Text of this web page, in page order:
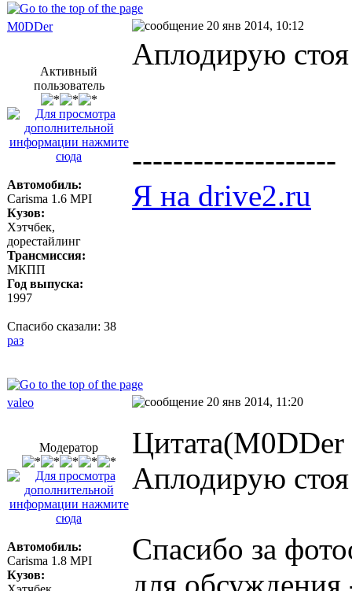
M0DDer 20 янв 2014, 10:12
Активный
пользователь
Автомобиль:
Carisma 1.6 MPI
Кузов:
Хэтчбек,
дорестайлинг
Трансмиссия:
МКПП
Год выпуска:
1997
Спасибо сказали: 38
раз
Аплодирую
--------------------
Я на drive2.ru
valeo 20 янв 2014, 11:20
Модератор
Автомобиль:
Carisma 1.8 MPI
Кузов:
Аплодирую
Спасибо за